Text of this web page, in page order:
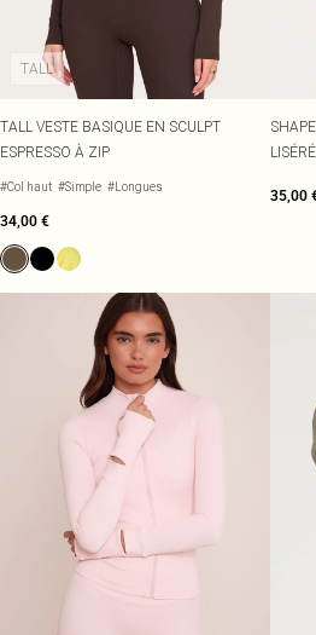
TALL
TALL VESTE BASIQUE EN SCULPT
ESPRESSO À ZIP
#Col haut #Simple #Longues
34,00 €
35,00